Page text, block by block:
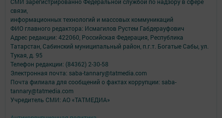
СМИ зарегистрированно Федеральной службой по надзору в сфере
связи,
информационных технологий и массовых коммуникаций
ФИО главного редактора: Исмагилов Рустем Габдерауфович
Адрес редакции: 422060, Российская Федерация, Республика
Татарстан, Сабинский муниципальный район, п.г.т. Богатые Сабы, ул.
Тукая, д. 95
Телефон редакции: (84362) 2-30-58
Электронная почта: saba-tannary@tatmedia.com
Почта филиала для сообщений о фактах коррупции: saba-
tannary@tatmedia.com
Учредитель СМИ: АО «ТАТМЕДИА»